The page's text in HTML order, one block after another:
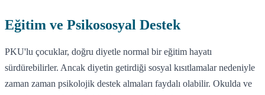
Eğitim ve Psikososyal Destek
PKU'lu çocuklar, doğru diyetle normal bir eğitim hayatı
sürdürebilirler. Ancak diyetin getirdiği sosyal kısıtlamalar nedeniyle
zaman zaman psikolojik destek almaları faydalı olabilir. Okulda ve